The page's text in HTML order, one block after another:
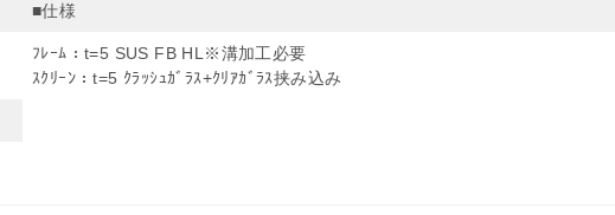
■仕様
ﾌﾚｰﾑ：t=5 SUS FB HL※溝加工必要
ｽｸﾘｰﾝ：t=5 ｸﾗｯｼｭｶﾞﾗｽ+ｸﾘｱｶﾞﾗｽ挟み込み